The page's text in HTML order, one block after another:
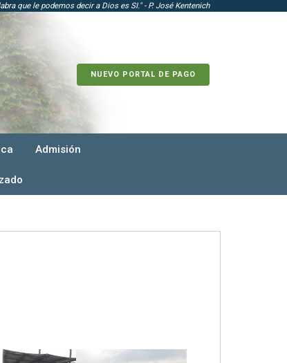
que le podemos decir a Dios es SI." - P. José Kentenich
NUEVO PORTAL DE PAGO
Admisión